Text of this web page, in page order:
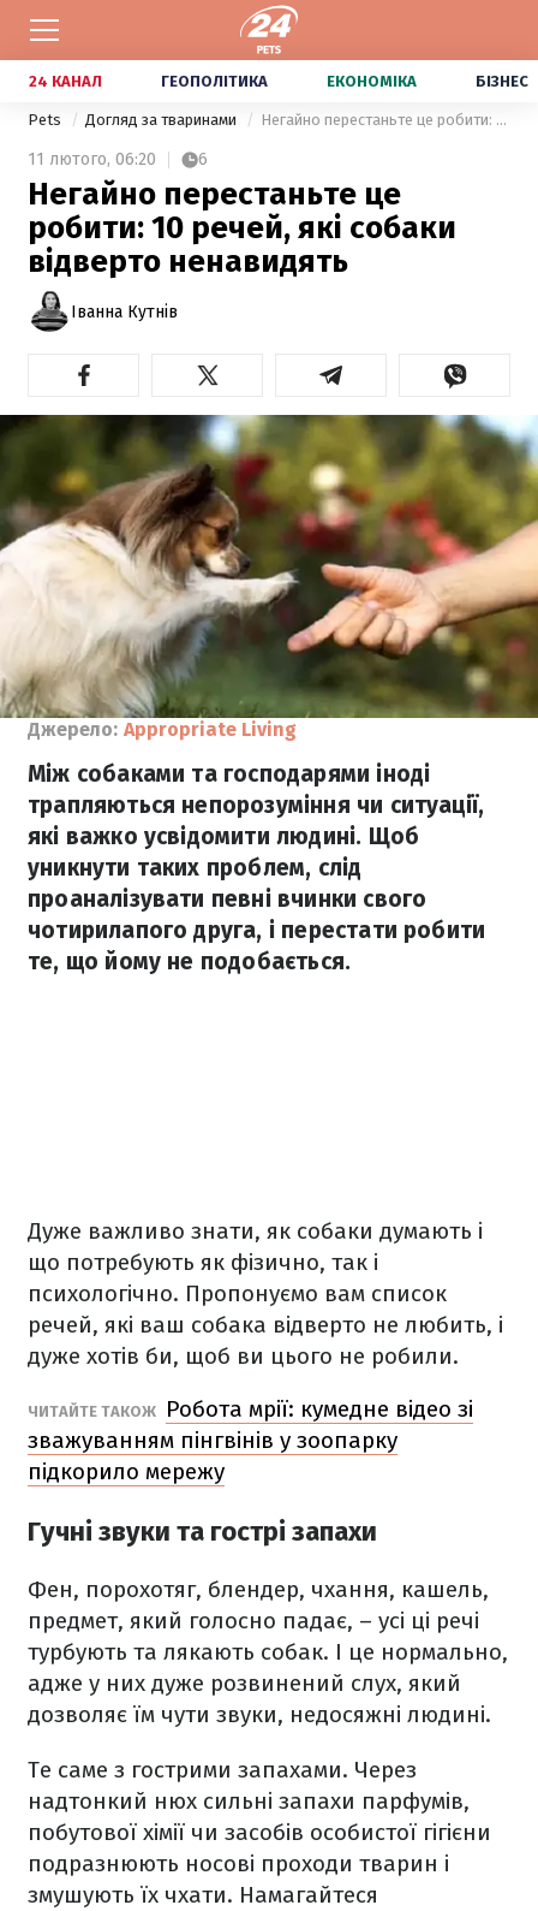
24 КАНАЛ ГЕОПОЛІТИКА ЕКОНОМІКА БІЗНЕС
Pets Догляд за тваринами Негайно перестаньте це робити: 10 речей, які собаки відверто ненавидять
11 лютого, 06:20 6
Негайно перестаньте це
робити: 10 речей, які собаки
відверто ненавидять
Іванна Кутнів
Джерело: Аppropriate Living
Між собаками та господарями іноді
трапляються непорозуміння чи ситуації,
які важко усвідомити людині. Щоб
уникнути таких проблем, слід
проаналізувати певні вчинки свого
чотирилапого друга, і перестати робити
те, що йому не подобається.
Дуже важливо знати, як собаки думають і
що потребують як фізично, так і
психологічно. Пропонуємо вам список
речей, які ваш собака відверто не любить, і
дуже хотів би, щоб ви цього не робили.
ЧИТАЙТЕ ТАКОЖ
Робота мрії: кумедне відео зі
зважуванням пінгвінів у зоопарку
підкорило мережу
Гучні звуки та гострі запахи
Фен, порохотяг, блендер, чхання, кашель,
предмет, який голосно падає, – усі ці речі
турбують та лякають собак. І це нормально,
адже у них дуже розвинений слух, який
дозволяє їм чути звуки, недосяжні людині.
Те саме з гострими запахами. Через
надтонкий нюх сильні запахи парфумів,
побутової хімії чи засобів особистої гігієни
подразнюють носові проходи тварин і
змушують їх чхати. Намагайтеся